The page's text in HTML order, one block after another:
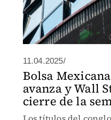
11.04.2025/
Bolsa
avanza y Wall
cierre de la